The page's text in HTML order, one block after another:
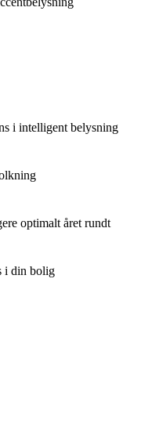
i intelligent belysning
optimalt året rundt
i din bolig